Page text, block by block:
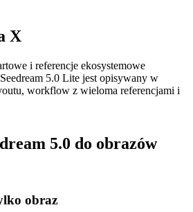
X
i referencje ekosystemowe
5.0 Lite jest opisywany w
workflow z wieloma referencjami i
5.0 do obrazów
obraz